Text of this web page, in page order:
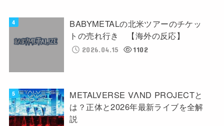
BABYMETALの北米ツアーのチケッ
トの売れ行き 【海外の反応】
2026.04.15 1102
METALVERSE VΛND PROJECTと
は？正体と2026年最新ライブを全解
説